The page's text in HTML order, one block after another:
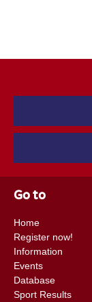
Go to
Home
Register now!
Information
Events
Database
Sport Results